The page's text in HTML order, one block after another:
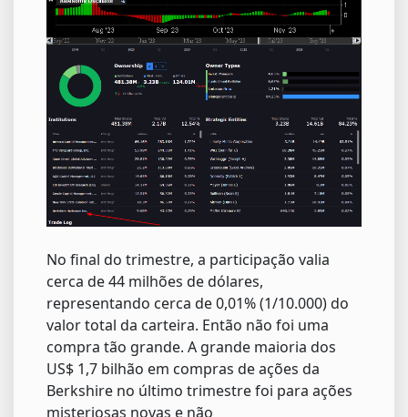
No final do trimestre, a participação valia
cerca de 44 milhões de dólares,
representando cerca de 0,01% (1/10.000) do
valor total da carteira. Então não foi uma
compra tão grande. A grande maioria dos
US$ 1,7 bilhão em compras de ações da
Berkshire no último trimestre foi para ações
misteriosas novas e não